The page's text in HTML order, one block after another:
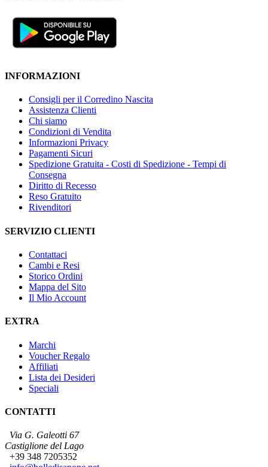
INFORMAZIONI
Consigli per il Corredino Nascita
Assistenza Clienti
Chi siamo
Condizioni di Vendita
Informazioni Privacy
Pagamenti Sicuri
Spedizione Gratuita - Costi di Spedizione - Tempi di
Consegna
Diritto di Recesso
Reso Gratuito
Rivenditori
SERVIZIO CLIENTI
Contattaci
Cambi e Resi
Storico Ordini
Mappa del Sito
Il Mio Account
EXTRA
Marchi
Voucher Regalo
Affiliati
Lista dei Desideri
Speciali
CONTATTI
Via G. Galeotti 67
Castiglione del Lago
+39 348 7205352